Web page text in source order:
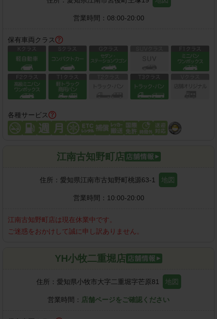
営業時間： 08:00-20:00
保有車両クラス
各種サービス
江南古知野町店
住所： 愛知県江南市古知野町桃源63-1 地図
営業時間： 10:00-20:00
江南古知野町店は現在休業中です。
ご迷惑をおかけして誠に申し訳ありません。
YH小牧二重堀店
住所： 愛知県小牧市大字二重堀字芒原81 地図
営業時間： 店舗ページをご確認ください